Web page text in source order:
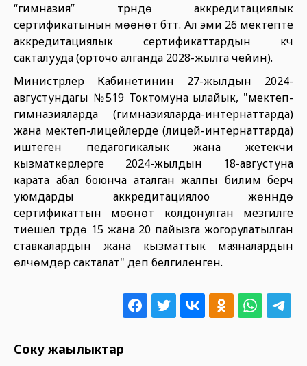
“гимназия” түрүндө аккредитациялык
сертификатынын мөөнөтү бүттү. Ал эми 26 мектепте
аккредитациялык сертификаттардын күчү
сакталууда (орточо алганда 2028-жылга чейин).
Министрлер Кабинетинин 27-жылдын 2024-
августундагы №519 Токтомуна ылайык, "мектеп-
гимназияларда (гимназияларда-интернаттарда)
жана мектеп-лицейлерде (лицей-интернаттарда)
иштеген педагогикалык жана жетекчи
кызматкерлерге 2024-жылдын 18-августуна
карата абал боюнча аталган жалпы билим берүүчү
уюмдарды аккредитациялоо жөнүндө
сертификаттын мөөнөтү колдонулган мезгилге
тиешелүү түрдө 15 жана 20 пайызга жогорулатылган
ставкалардын жана кызматтык маяналардын
өлчөмдөрү сакталат" деп белгиленген.
Соңку жаңылыктар